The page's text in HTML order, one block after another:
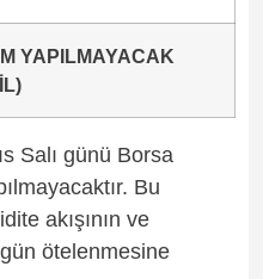
YAPILMAYACAK
Salı günü Borsa
Bu
akışının ve
ötelenmesine